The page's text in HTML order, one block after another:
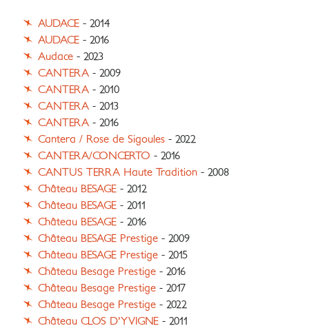
AUDACE - 2014
AUDACE - 2016
Audace - 2023
CANTERA - 2009
CANTERA - 2010
CANTERA - 2013
CANTERA - 2016
Cantera / Rose de Sigoules - 2022
CANTERA/CONCERTO - 2016
CANTUS TERRA Haute Tradition - 2008
Château BESAGE - 2012
Château BESAGE - 2011
Château BESAGE - 2016
Château BESAGE Prestige - 2009
Château BESAGE Prestige - 2015
Château Besage Prestige - 2016
Château Besage Prestige - 2017
Château Besage Prestige - 2022
Château CLOS D'YVIGNE - 2011